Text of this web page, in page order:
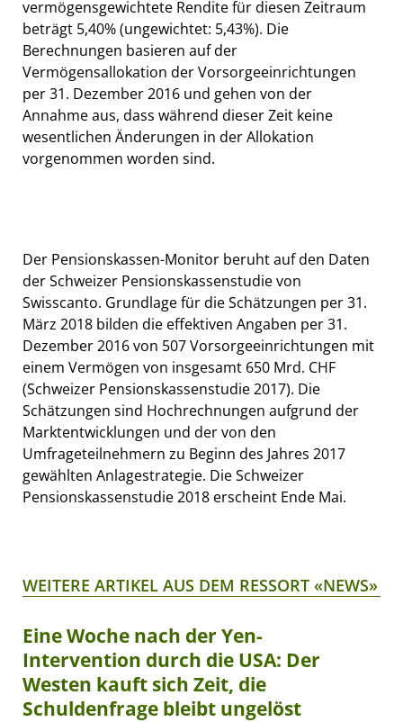
vermögensgewichtete Rendite für diesen Zeitraum
beträgt 5,40% (ungewichtet: 5,43%). Die
Berechnungen basieren auf der
Vermögensallokation der Vorsorgeeinrichtungen
per 31. Dezember 2016 und gehen von der
Annahme aus, dass während dieser Zeit keine
wesentlichen Änderungen in der Allokation
vorgenommen worden sind.
Der Pensionskassen-Monitor beruht auf den Daten
der Schweizer Pensionskassenstudie von
Swisscanto. Grundlage für die Schätzungen per 31.
März 2018 bilden die effektiven Angaben per 31.
Dezember 2016 von 507 Vorsorgeeinrichtungen mit
einem Vermögen von insgesamt 650 Mrd. CHF
(Schweizer Pensionskassenstudie 2017). Die
Schätzungen sind Hochrechnungen aufgrund der
Marktentwicklungen und der von den
Umfrageteilnehmern zu Beginn des Jahres 2017
gewählten Anlagestrategie. Die Schweizer
Pensionskassenstudie 2018 erscheint Ende Mai.
WEITERE ARTIKEL AUS DEM RESSORT «NEWS»
Eine Woche nach der Yen-
Intervention durch die USA: Der
Westen kauft sich Zeit, die
Schuldenfrage bleibt ungelöst